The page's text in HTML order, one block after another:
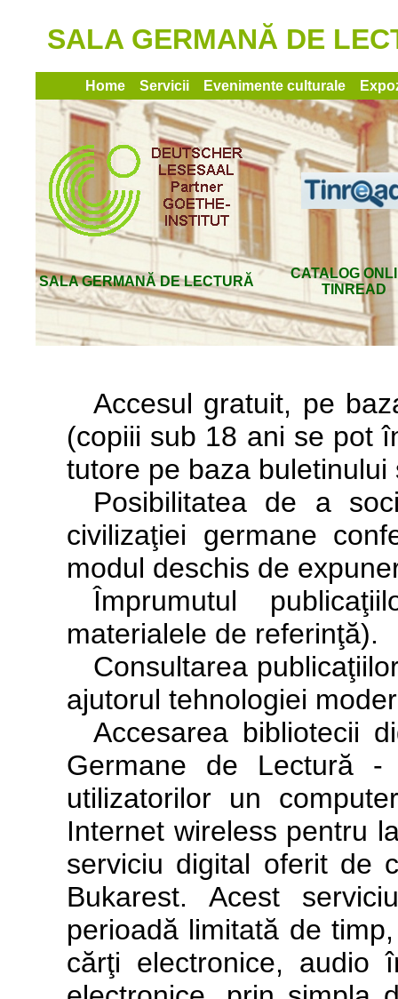
SALA GERMANĂ DE
Home Servicii Evenimente culturale
SALA GERMANĂ DE LECTURĂ
CATALOG
TINREAD
Accesul gratuit, pe
(copiii sub 18 ani se pot
tutore pe baza
Posibilitatea de a
civilizaţiei germane
modul deschis de
Împrumutul
materialele de referinţă).
Consultarea
ajutorul tehnologiei
Accesarea bibliotecii
Germane de Lectură -
utilizatorilor un
Internet wireless pentru
serviciu digital oferit de
Bukarest. Acest
perioadă limitată de
cărţi electronice, audio